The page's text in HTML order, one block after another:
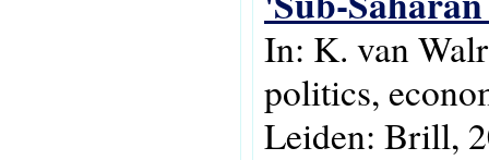
In: K. van
politics,
Leiden: Brill,